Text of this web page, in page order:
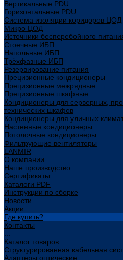
Вертикальные PDU
Горизонтальные PDU
Система изоляции коридоров ЦОД
Микро ЦОД
Источники бесперебойного
Стоечные ИБП
Напольные ИБП
Трёхфазные ИБП
Резервирование питания
Прецизионные кондиционеры
Прецизионные межрядные
Прецизионные шкафные
Кондиционеры для серверных,
технических шкафов
Кондиционеры для уличных
Настенные кондиционеры
Потолочные кондиционеры
Фильтрующие вентиляторы
LANMIR
О компании
Наше производство
Сертификаты
Каталоги PDF
Инструкции по сборке
Новости
Акции
Где купить?
Контакты
Каталог товаров
Структурированная кабельная
Адаптеры оптические